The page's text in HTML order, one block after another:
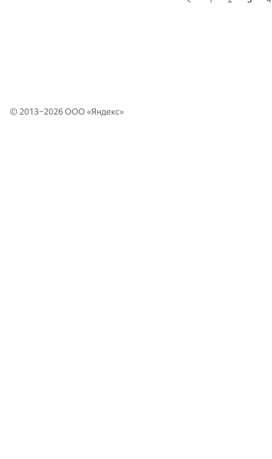
© 2013–2026 ООО «Яндекс»